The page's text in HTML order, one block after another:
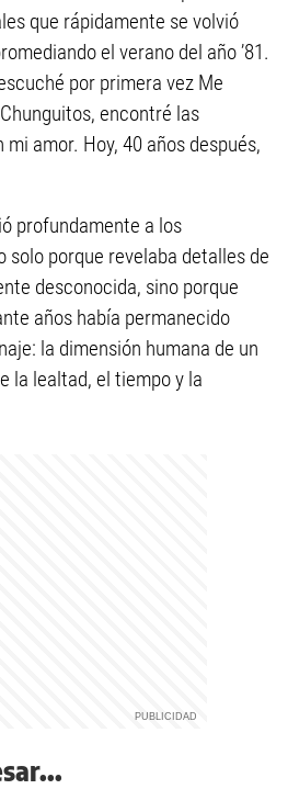
que rápidamente se volvió
el verano del año ’81.
por primera vez Me
encontré las
amor. Hoy, 40 años después,
profundamente a los
solo porque revelaba detalles de
desconocida, sino porque
años había permanecido
la dimensión humana de un
la lealtad, el tiempo y la